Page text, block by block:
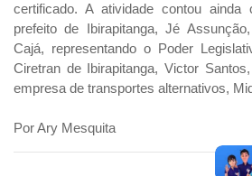
certificado. A atividade contou
prefeito de Ibirapitanga, Jé
Cajá, representando o Poder
Ciretran de Ibirapitanga, Victor
empresa de transportes alternativos,
Por Ary Mesquita